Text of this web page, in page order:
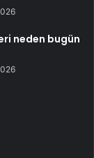
neden bugün